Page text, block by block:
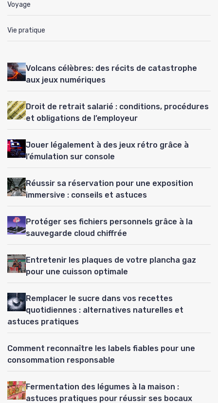
Voyage
Vie pratique
Volcans célèbres: des récits de catastrophe
aux jeux numériques
Droit de retrait salarié : conditions, procédures
et obligations de l’employeur
Jouer légalement à des jeux rétro grâce à
l’émulation sur console
Réussir sa réservation pour une exposition
immersive : conseils et astuces
Protéger ses fichiers personnels grâce à la
sauvegarde cloud chiffrée
Entretenir les plaques de votre plancha gaz
pour une cuisson optimale
Remplacer le sucre dans vos recettes
quotidiennes : alternatives naturelles et
astuces pratiques
Comment reconnaître les labels fiables pour une
consommation responsable
Fermentation des légumes à la maison :
astuces pratiques pour réussir ses bocaux